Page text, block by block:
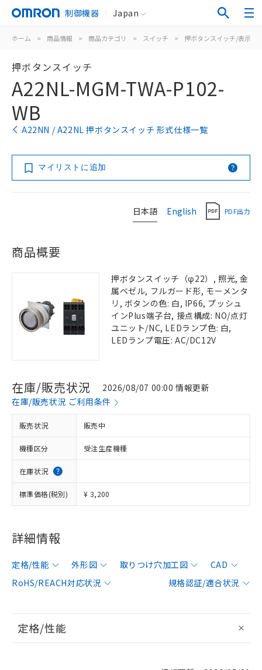
制御機器 Japan
ホーム > 商品情報 > 商品カテゴリ > スイッチ > 押ボタンスイッチ/表示灯
押ボタンスイッチ
A22NL-MGM-TWA-P102-
WB
A22NN / A22NL 押ボタンスイッチ 形式仕様一覧
マイリストに追加
日本語 English PDF出力
商品概要
押ボタンスイッチ（φ22）, 照光, 金
属ベゼル, フルガード形, モーメンタ
リ, ボタンの色: 白, IP66, プッシュ
インPlus端子台, 接点構成: NO/点灯
ユニット/NC, LEDランプ色: 白,
LEDランプ電圧: AC/DC12V
在庫/販売状況
2026/08/07 00:00 情報更新
在庫/販売状況 ご利用条件
販売状況 販売中
機種区分 受注生産機種
在庫状況
標準価格(税別) ¥ 3,200
詳細情報
定格/性能 外形図 取りつけ穴加工図
CAD
RoHS/REACH対応状況
規格認証/適合状況
定格/性能